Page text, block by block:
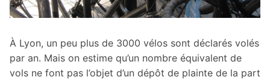
À Lyon, un peu plus de 3000 vélos sont déclarés volés
par an. Mais on estime qu’un nombre équivalent de
vols ne font pas l’objet d’un dépôt de plainte de la part